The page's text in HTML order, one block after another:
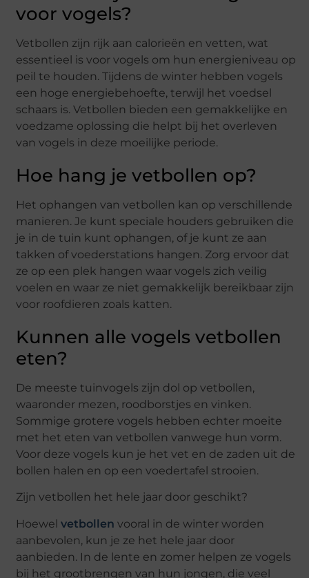
voor vogels?
Vetbollen zijn rijk aan calorieën en vetten, wat
essentieel is voor vogels om hun energieniveau op
peil te houden. Tijdens de winter hebben vogels
een hoge energiebehoefte, terwijl het voedsel
schaars is. Vetbollen bieden een gemakkelijke en
voedzame oplossing die helpt bij het overleven
van vogels in deze moeilijke periode.
Hoe hang je vetbollen op?
Het ophangen van vetbollen kan op verschillende
manieren. Je kunt speciale houders gebruiken die
je in de tuin kunt ophangen, of je kunt ze aan
takken of voederstations hangen. Zorg ervoor dat
ze op een plek hangen waar vogels zich veilig
voelen en waar ze niet gemakkelijk bereikbaar zijn
voor roofdieren zoals katten.
Kunnen alle vogels vetbollen
eten?
De meeste tuinvogels zijn dol op vetbollen,
waaronder mezen, roodborstjes en vinken.
Sommige grotere vogels hebben echter moeite
met het eten van vetbollen vanwege hun vorm.
Voor deze vogels kun je het vet en de zaden uit de
bollen halen en op een voedertafel strooien.
Zijn vetbollen het hele jaar door geschikt?
Hoewelvetbollen vooral in de winter worden
aanbevolen, kun je ze het hele jaar door
aanbieden. In de lente en zomer helpen ze vogels
bij het grootbrengen van hun jongen, die veel